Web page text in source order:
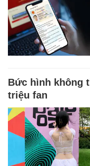
Bức hình không
triệu fan